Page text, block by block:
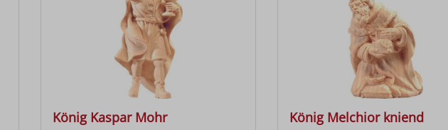
König Kaspar Mohr König Melchior kniend